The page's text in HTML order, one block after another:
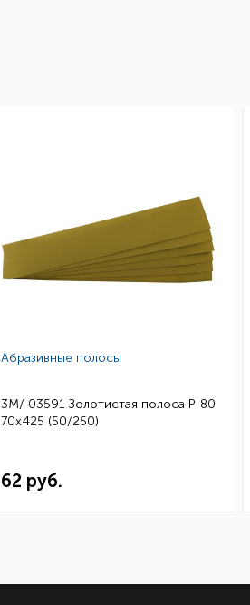
Абразивные полосы
3M/ 03591 Золотистая полоса Р-80
70х425 (50/250)
62 руб.